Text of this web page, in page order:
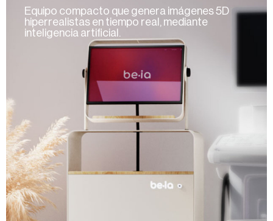
Equipo compacto que genera imágenes 5D
hiperrealistas en tiempo real, mediante
inteligencia artificial.